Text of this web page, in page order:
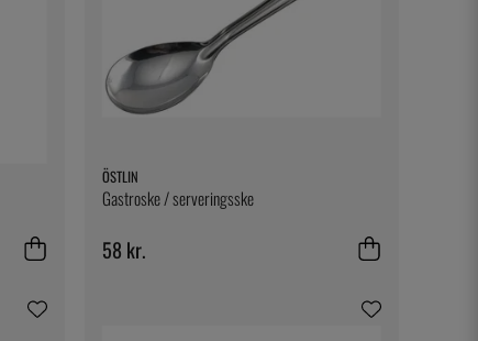
ÖSTLIN
Gastroske / serveringsske
58 kr.